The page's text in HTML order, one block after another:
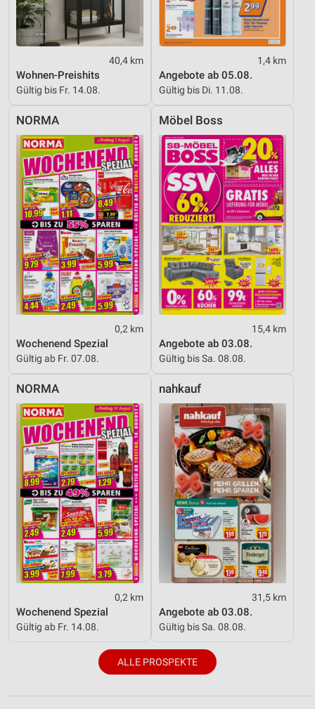
40,4 km
Wohnen-Preishits
Gültig bis Fr. 14.08.
1,4 km
Angebote ab 05.08.
Gültig bis Di. 11.08.
NORMA
0,2 km
Wochenend Spezial
Gültig ab Fr. 07.08.
Möbel Boss
15,4 km
Angebote ab 03.08.
Gültig bis Sa. 08.08.
NORMA
0,2 km
Wochenend Spezial
Gültig ab Fr. 14.08.
nahkauf
31,5 km
Angebote ab 03.08.
Gültig bis Sa. 08.08.
ALLE PROSPEKTE